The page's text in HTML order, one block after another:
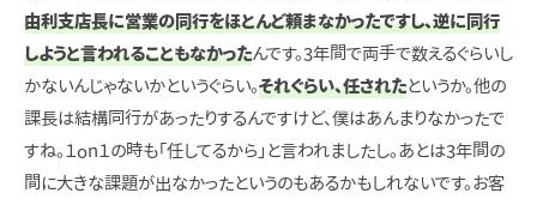
由利支店長に営業の同行をほとんど頼まなかったですし、逆に同行
しようと言われることもなかったんです。3年間で両手で数えるぐらいし
かないんじゃないかというぐらい。それぐらい、任されたというか。他の
課長は結構同行があったりするんですけど、僕はあんまりなかったで
すね。１on１の時も「任してるから」と言われましたし。あとは3年間の
間に大きな課題が出なかったというのもあるかもしれないです。お客